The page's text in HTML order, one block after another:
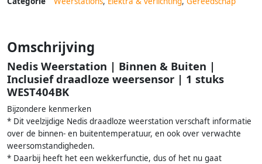
Omschrijving
Nedis Weerstation | Binnen & Buiten |
Inclusief draadloze weersensor | 1 stuks
WEST404BK
Bijzondere kenmerken
* Dit veelzijdige Nedis draadloze weerstation verschaft informatie
over de binnen- en buitentemperatuur, en ook over verwachte
weersomstandigheden.
* Daarbij heeft het een wekkerfunctie, dus of het nu gaat